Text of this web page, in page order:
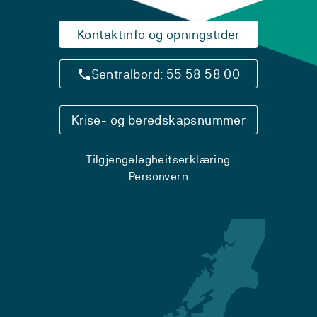
Kontaktinfo og opningstider
Sentralbord: 55 58 58 00
Krise- og beredskapsnummer
Tilgjengelegheitserklæring
Personvern